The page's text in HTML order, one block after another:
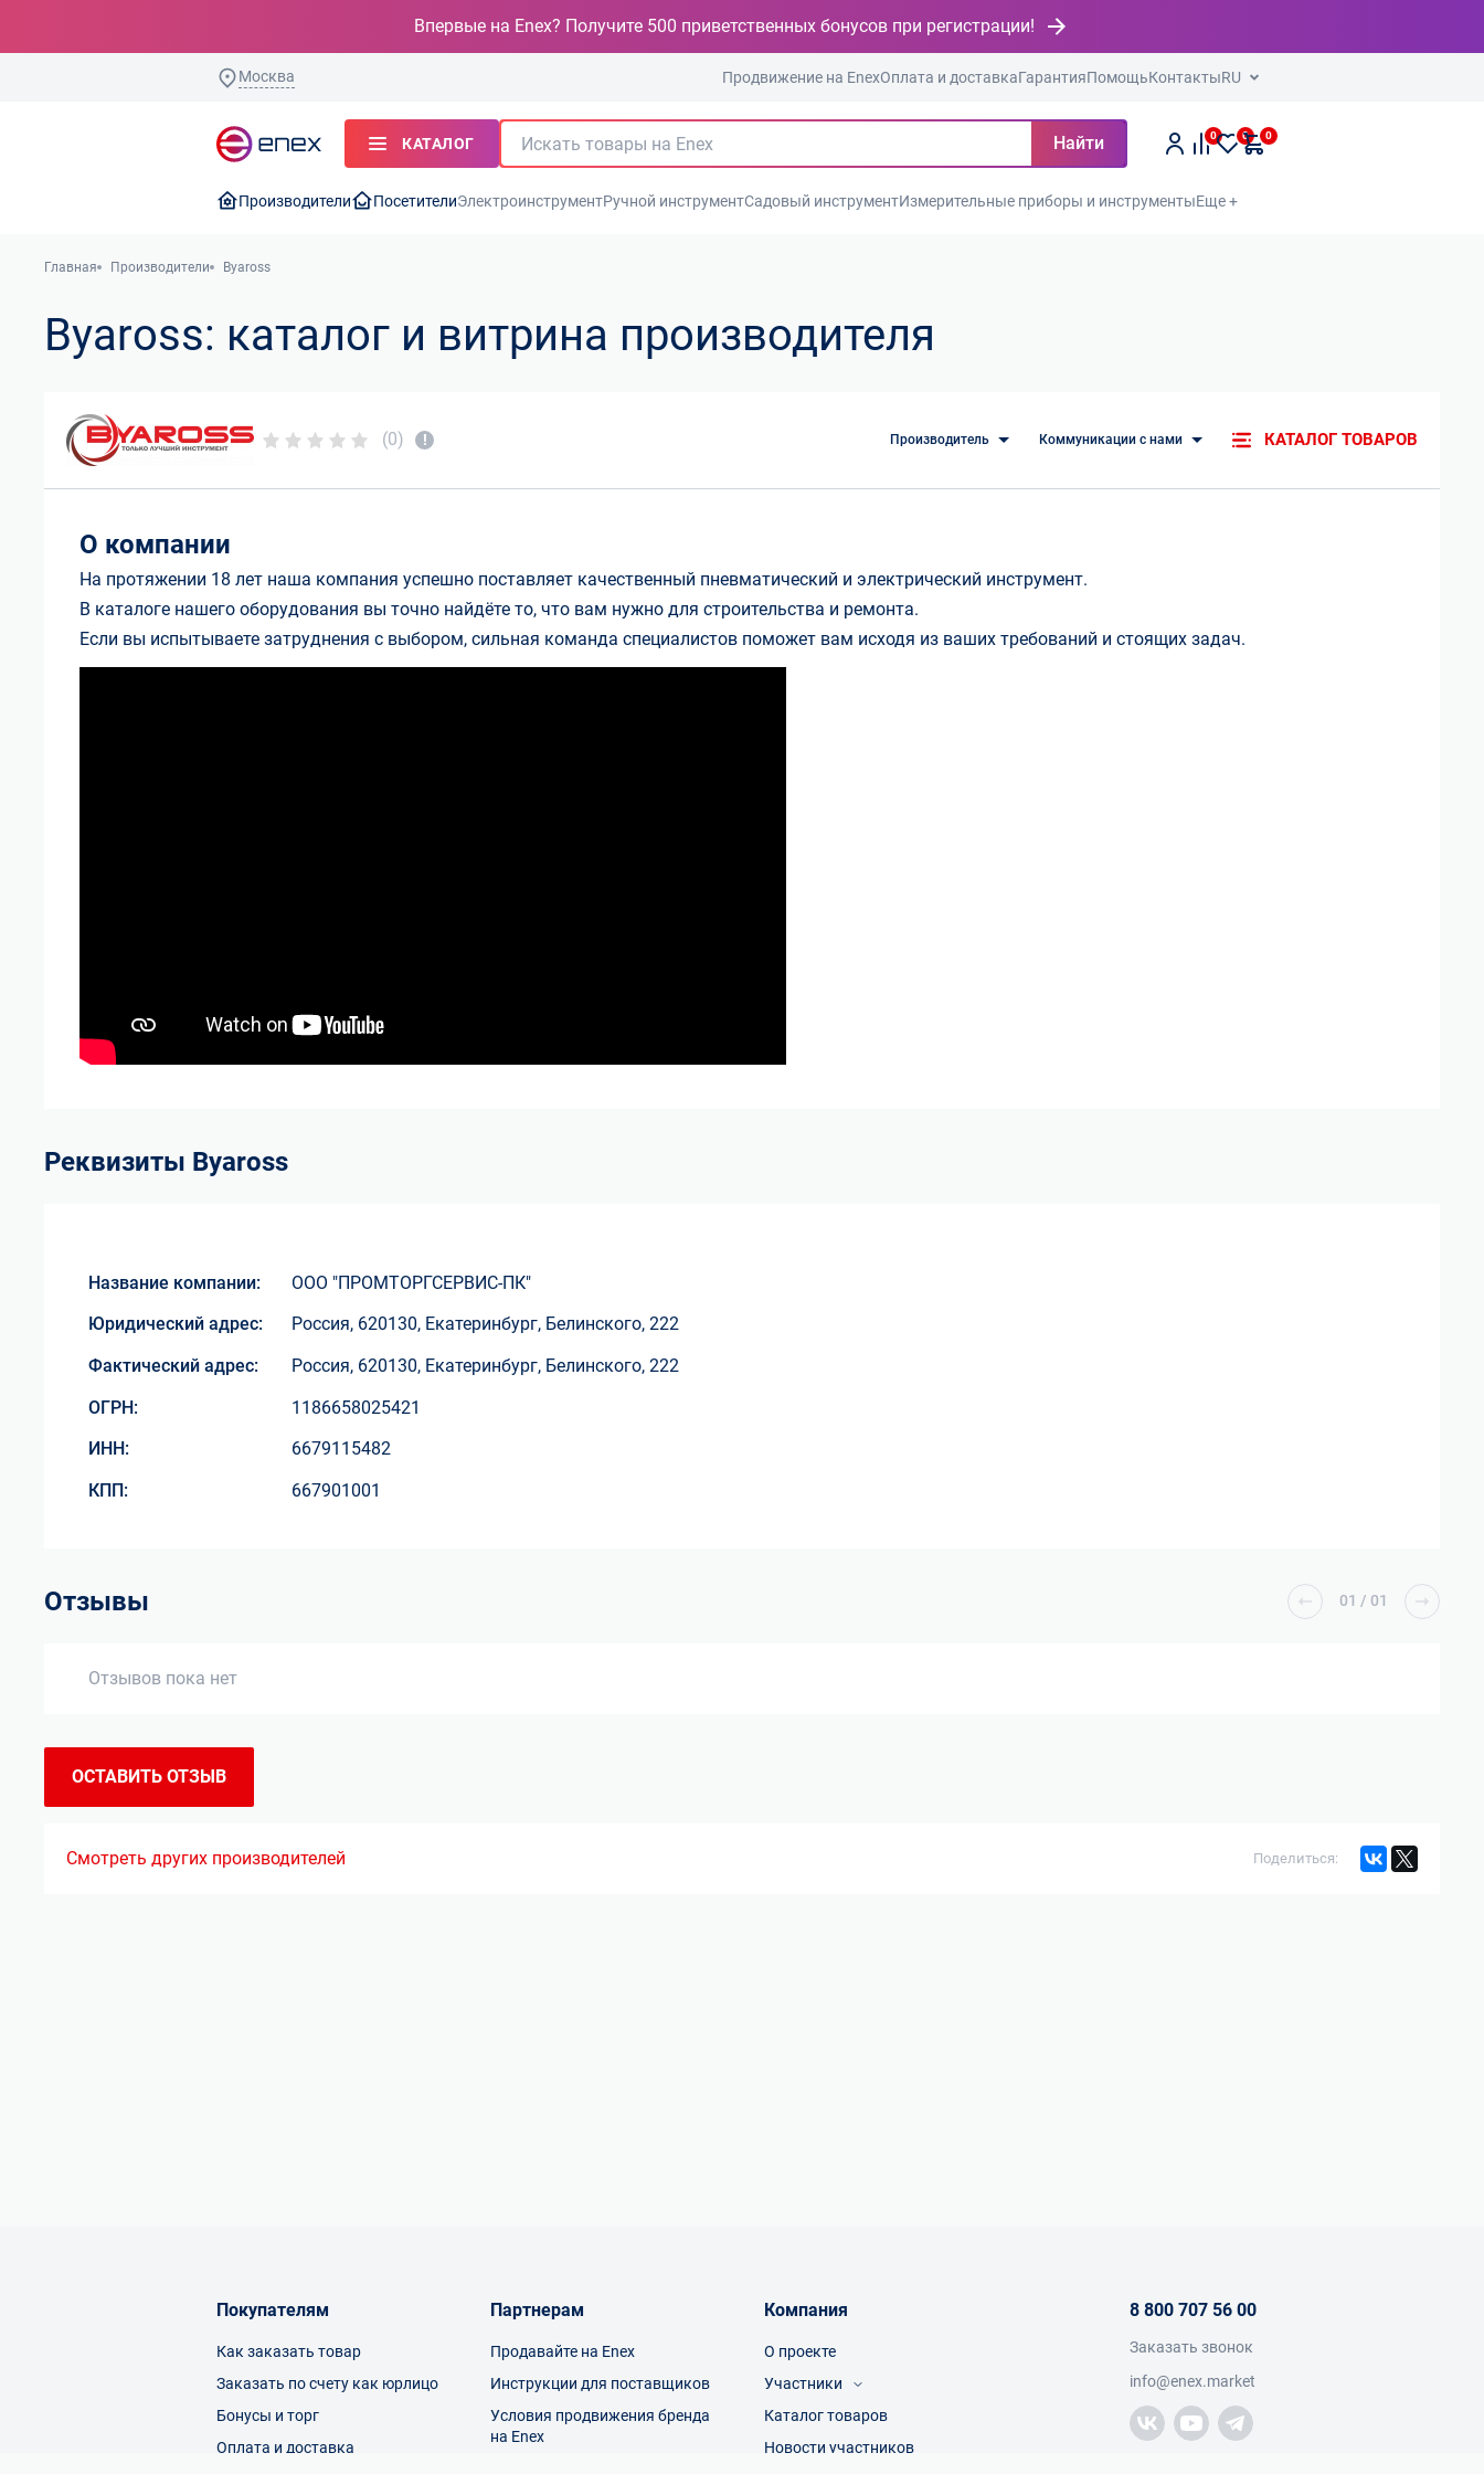
Впервые на Enex? Получите 500 приветственных бонусов при регистрации!
Москва Продвижение на EnexОплата и доставкаГарантияПомощьКонтактыRU
КАТАЛОГ Найти 0 0 0
Производители ПосетителиЭлектроинструментРучной инструментСадовый инструментИзмерительные приборы и инструментыЕще +
Главная Производители Byaross
Byaross: каталог и витрина производителя
(0) ! Производитель Коммуникации с нами КАТАЛОГ ТОВАРОВ
О компании
На протяжении 18 лет наша компания успешно поставляет качественный пневматический и электрический инструмент.
В каталоге нашего оборудования вы точно найдёте то, что вам нужно для строительства и ремонта.
Если вы испытываете затруднения с выбором, сильная команда специалистов поможет вам исходя из ваших требований и стоящих задач.
Реквизиты Byaross
Название компании:
ООО "ПРОМТОРГСЕРВИС-ПК"
Юридический адрес:
Россия, 620130, Екатеринбург, Белинского, 222
Фактический адрес:
Россия, 620130, Екатеринбург, Белинского, 222
ОГРН:
1186658025421
ИНН:
6679115482
КПП:
667901001
Отзывы 01 / 01
Отзывов пока нет
ОСТАВИТЬ ОТЗЫВ
Смотреть других производителей Поделиться:
Покупателям
Как заказать товар
Заказать по счету как юрлицо
Бонусы и торг
Оплата и доставка
Партнерам
Продавайте на Enex
Инструкции для поставщиков
Условия продвижения бренда
на Enex
Компания
О проекте
Участники
Посетители
Торговые компании
Каталог товаров
Новости участников
8 800 707 56 00
Заказать звонок
info@enex.market